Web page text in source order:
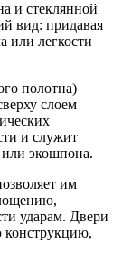
и стеклянной
вид: придавая
или легкости
полотна)
слоем
и служит
экошпона.
им
ударам. Двери
конструкцию,